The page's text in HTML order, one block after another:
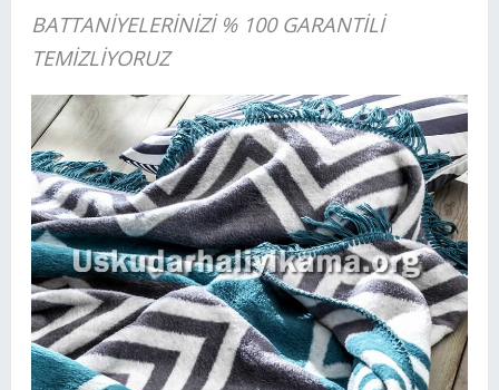
BATTANİYELERİNİZİ % 100 GARANTİLİ
TEMİZLİYORUZ